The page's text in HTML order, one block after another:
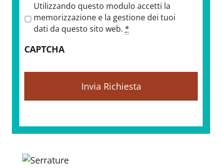
r
a
y
Utilizzando questo modulo accetti la
memorizzazione e la gestione dei tuoi
dati da questo sito web. *
CAPTCHA